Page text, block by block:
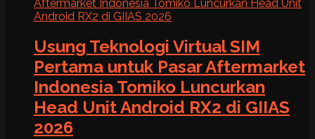
Usung Teknologi Virtual SIM
Pertama untuk Pasar Aftermarket
Indonesia Tomiko Luncurkan
Head Unit Android RX2 di GIIAS
2026